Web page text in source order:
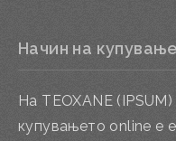
Начин на купување
На TEOXANE
купувањето online е